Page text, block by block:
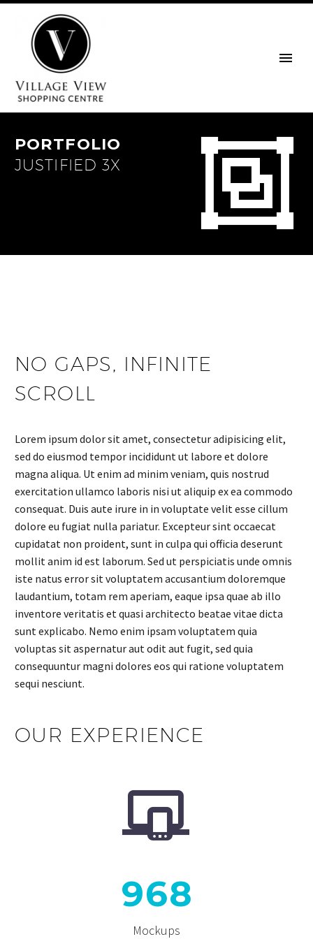


PORTFOLIO
JUSTIFIED 3X
NO GAPS, INFINITE
SCROLL
Lorem ipsum dolor sit amet, consectetur adipisicing elit,
sed do eiusmod tempor incididunt ut labore et dolore
magna aliqua. Ut enim ad minim veniam, quis nostrud
exercitation ullamco laboris nisi ut aliquip ex ea commodo
consequat. Duis aute irure in in voluptate velit esse cillum
dolore eu fugiat nulla pariatur. Excepteur sint occaecat
cupidatat non proident, sunt in culpa qui officia deserunt
mollit anim id est laborum. Sed ut perspiciatis unde omnis
iste natus error sit voluptatem accusantium doloremque
laudantium, totam rem aperiam, eaque ipsa quae ab illo
inventore veritatis et quasi architecto beatae vitae dicta
sunt explicabo. Nemo enim ipsam voluptatem quia
voluptas sit aspernatur aut odit aut fugit, sed quia
consequuntur magni dolores eos qui ratione voluptatem
sequi nesciunt.
OUR EXPERIENCE


968
Mockups